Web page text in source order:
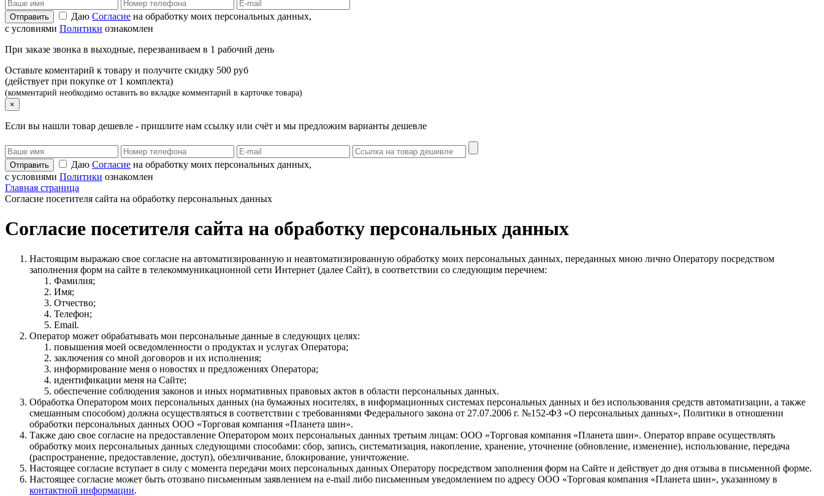
Даю Согласие на обработку моих персональных данных,
с условиями Политики ознакомлен
При заказе звонка в выходные, перезваниваем в 1 рабочий день
Оставьте коментарий к товару и получите скидку 500 руб
(действует при покупке от 1 комплекта)
(комментарий необходимо оставить во вкладке комментарий в карточке товара)
×
Если вы нашли товар дешевле - пришлите нам ссылку или счёт и мы предложим варианты дешевле
Даю Согласие на обработку моих персональных данных,
с условиями Политики ознакомлен
Главная страница
Согласие посетителя сайта на обработку персональных данных
Согласие посетителя сайта на обработку персональных данных
Настоящим выражаю свое согласие на автоматизированную и неавтоматизированную обработку моих персональных данных, переданных мною лично Оператору посредством
заполнения форм на сайте в телекоммуникационной сети Интернет (далее Сайт), в соответствии со следующим перечнем:
Фамилия;
Имя;
Отчество;
Телефон;
Email.
Оператор может обрабатывать мои персональные данные в следующих целях:
повышения моей осведомленности о продуктах и услугах Оператора;
заключения со мной договоров и их исполнения;
информирование меня о новостях и предложениях Оператора;
идентификации меня на Сайте;
обеспечение соблюдения законов и иных нормативных правовых актов в области персональных данных.
Обработка Оператором моих персональных данных (на бумажных носителях, в информационных системах персональных данных и без использования средств автоматизации, а также
смешанным способом) должна осуществляться в соответствии с требованиями Федерального закона от 27.07.2006 г. №152-ФЗ «О персональных данных», Политики в отношении
обработки персональных данных ООО «Торговая компания «Планета шин».
Также даю свое согласие на предоставление Оператором моих персональных данных третьим лицам: ООО «Торговая компания «Планета шин». Оператор вправе осуществлять
обработку моих персональных данных следующими способами: сбор, запись, систематизация, накопление, хранение, уточнение (обновление, изменение), использование, передача
(распространение, предоставление, доступ), обезличивание, блокирование, уничтожение.
Настоящее согласие вступает в силу с момента передачи моих персональных данных Оператору посредством заполнения форм на Сайте и действует до дня отзыва в письменной форме.
Настоящее согласие может быть отозвано письменным заявлением на e-mail либо письменным уведомлением по адресу ООО «Торговая компания «Планета шин», указанному в
контактной информации.